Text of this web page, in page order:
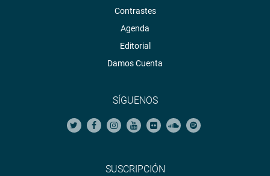
Contrastes
Agenda
Editorial
Damos Cuenta
SÍGUENOS
SUSCRIPCIÓN